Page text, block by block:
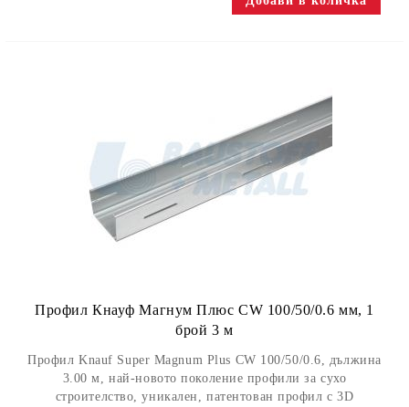
Профил Кнауф Магнум Плюс CW 100/50/0.6 мм, 1
брой 3 м
Профил Knauf Super Magnum Plus CW 100/50/0.6, дължина
3.00 м, най-новото поколение профили за сухо
строителство, уникален, патентован профил с 3D